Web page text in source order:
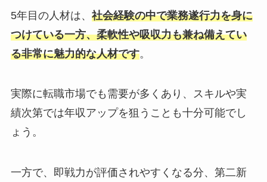
5年目の人材は、 社会経験の中で業務遂行力を身に
つけている一方、柔軟性や吸収力も兼ね備えてい
る非常に魅力的な人材です。
実際に転職市場でも需要が多くあり、スキルや実
績次第では年収アップを狙うことも十分可能でし
ょう。
一方で、即戦力が評価されやすくなる分、第二新